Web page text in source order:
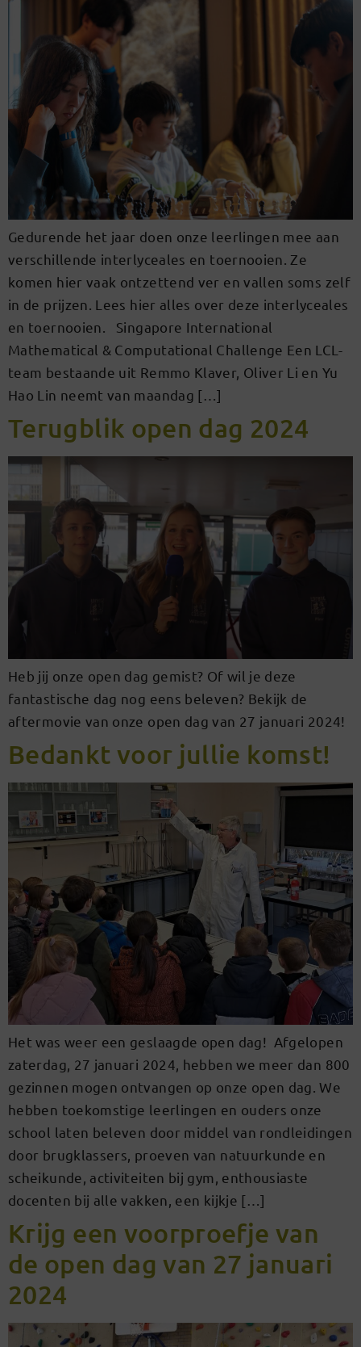
Gedurende het jaar doen onze leerlingen mee aan
verschillende interlyceales en toernooien. Ze
komen hier vaak ontzettend ver en vallen soms zelf
in de prijzen. Lees hier alles over deze interlyceales
en toernooien. Singapore International
Mathematical & Computational Challenge Een LCL-
team bestaande uit Remmo Klaver, Oliver Li en Yu
Hao Lin neemt van maandag […]
Terugblik open dag 2024
Heb jij onze open dag gemist? Of wil je deze
fantastische dag nog eens beleven? Bekijk de
aftermovie van onze open dag van 27 januari 2024!
Bedankt voor jullie komst!
Het was weer een geslaagde open dag! Afgelopen
zaterdag, 27 januari 2024, hebben we meer dan 800
gezinnen mogen ontvangen op onze open dag. We
hebben toekomstige leerlingen en ouders onze
school laten beleven door middel van rondleidingen
door brugklassers, proeven van natuurkunde en
scheikunde, activiteiten bij gym, enthousiaste
docenten bij alle vakken, een kijkje […]
Krijg een voorproefje van
de open dag van 27 januari
2024